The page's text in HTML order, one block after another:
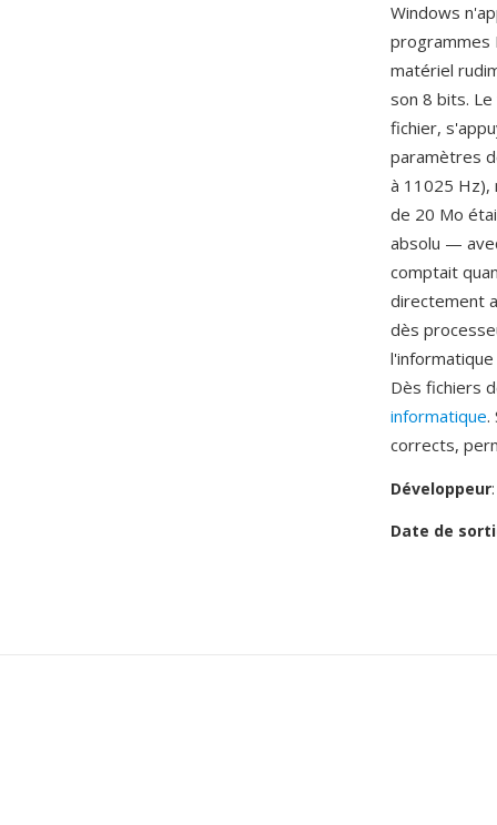
Windows
programmes
matériel
son 8 bits.
fichier,
paramètres
à 11025 Hz),
de 20 Mo
absolu —
comptait
directement
dès
Dès fichiers
informatique.
corrects,
Développeur:
Date de